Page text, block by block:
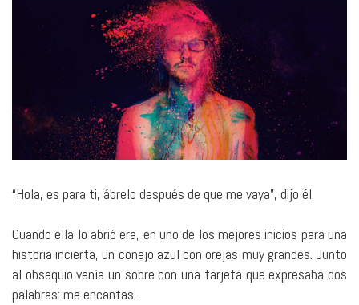
“Hola, es para ti, ábrelo después de que me vaya”, dijo él.
Cuando ella lo abrió era, en uno de los mejores inicios para una
historia incierta, un conejo azul con orejas muy grandes. Junto
al obsequio venía un sobre con una tarjeta que expresaba dos
palabras: me encantas.